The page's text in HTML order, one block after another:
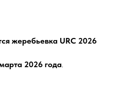
жеребьевка URC 2026
2026 года.